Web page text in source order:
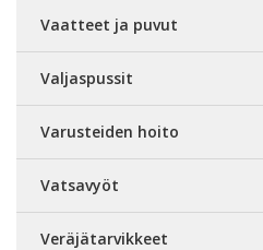
Vaatteet ja puvut
Valjaspussit
Varusteiden hoito
Vatsavyöt
Veräjätarvikkeet